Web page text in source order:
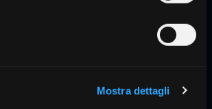
Mostra dettagli